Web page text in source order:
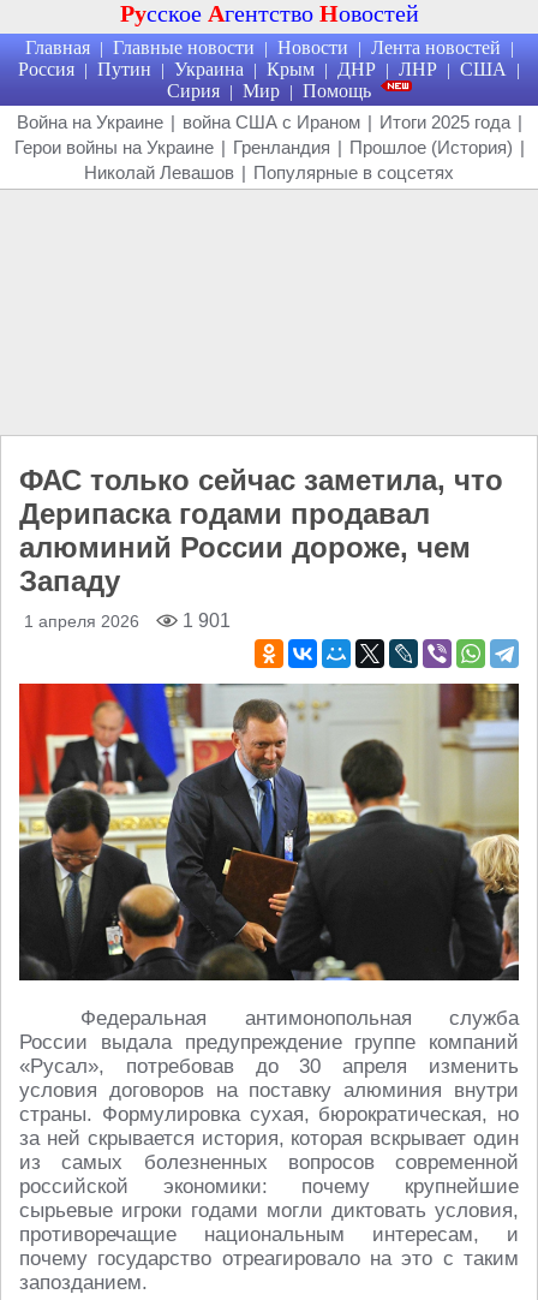
Русское Агентство Новостей
Главная | Главные новости | Новости | Лента новостей |
Россия | Путин | Украина | Крым | ДНР | ЛНР | США |
Сирия | Мир | Помощь
Война на Украине | война США с Ираном | Итоги 2025 года |
Герои войны на Украине | Гренландия | Прошлое (История) |
Николай Левашов | Популярные в соцсетях
ФАС только сейчас заметила, что
Дерипаска годами продавал
алюминий России дороже, чем
Западу
1 апреля 2026 1 901
Федеральная антимонопольная служба
России выдала предупреждение группе компаний
«Русал», потребовав до 30 апреля изменить
условия договоров на поставку алюминия внутри
страны. Формулировка сухая, бюрократическая, но
за ней скрывается история, которая вскрывает один
из самых болезненных вопросов современной
российской экономики: почему крупнейшие
сырьевые игроки годами могли диктовать условия,
противоречащие национальным интересам, и
почему государство отреагировало на это с таким
запозданием.